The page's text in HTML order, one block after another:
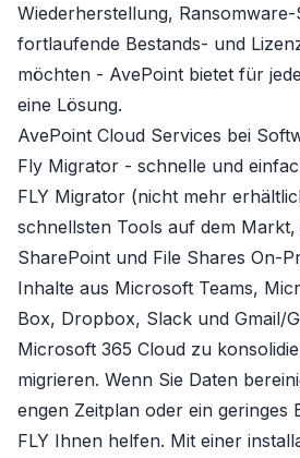
Wiederherstellung,
fortlaufende Bestands- und
möchten - AvePoint bietet für
eine Lösung.
AvePoint Cloud Services bei
Fly Migrator - schnelle und
FLY Migrator (nicht mehr
schnellsten Tools auf dem Markt,
SharePoint und File Shares On-
Inhalte aus Microsoft Teams,
Box, Dropbox, Slack und Gmail/
Microsoft 365 Cloud zu
migrieren. Wenn Sie Daten
engen Zeitplan oder ein geringes
FLY Ihnen helfen. Mit einer